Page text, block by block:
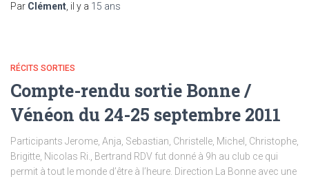
Par Clément , il y a 15 ans
RÉCITS SORTIES
Compte-rendu sortie Bonne /
Vénéon du 24-25 septembre 2011
Participants Jerome, Anja, Sebastian, Christelle, Michel, Christophe,
Brigitte, Nicolas Ri., Bertrand RDV fut donné à 9h au club ce qui
permit à tout le monde d’être à l’heure. Direction La Bonne avec une